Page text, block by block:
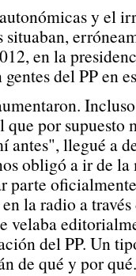
y el
en la
del PP en
por supuesto
antes", llegué a
obligó a ir de
parte
la radio a través
velaba
del PP. Un
de qué y por qué.